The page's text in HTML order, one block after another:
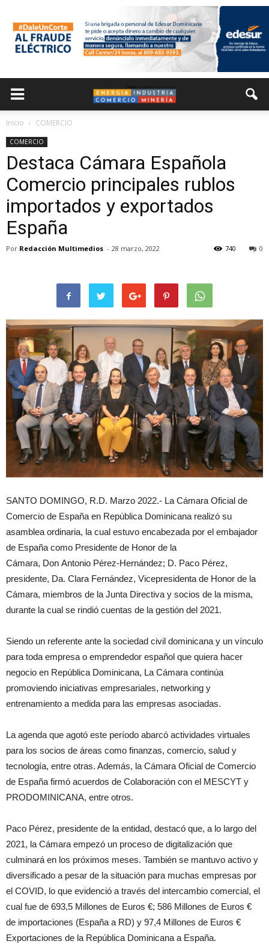
Inicio COMERCIO
COMERCIO
Destaca Cámara Española
Comercio principales rublos
importados y exportados
España
Por Redacción Multimedios - 28 marzo, 2022 0
740
SANTO DOMINGO, R.D. Marzo 2022.- La Cámara Oficial de
Comercio de España en República Dominicana realizó su
asamblea ordinaria, la cual estuvo encabezada por el embajador
de España como Presidente de Honor de la
Cámara, Don Antonio Pérez-Hernández; D. Paco Pérez,
presidente, Da. Clara Fernández, Vicepresidenta de Honor de la
Cámara, miembros de la Junta Directiva y socios de la misma,
durante la cual se rindió cuentas de la gestión del 2021.
Siendo un referente ante la sociedad civil dominicana y un vínculo
para toda empresa o emprendedor español que quiera hacer
negocio en República Dominicana, La Cámara continúa
promoviendo iniciativas empresariales, networking y
entrenamiento a medida para las empresas asociadas.
La agenda que agotó este período abarcó actividades virtuales
para los socios de áreas como finanzas, comercio, salud y
tecnología, entre otras. Además, la Cámara Oficial de Comercio
de España firmó acuerdos de Colaboración con el MESCYT y
PRODOMINICANA, entre otros.
Paco Pérez, presidente de la entidad, destacó que, a lo largo del
2021, la Cámara empezó un proceso de digitalización que
culminará en los próximos meses. También se mantuvo activo y
diversificado a pesar de la situación para muchas empresas por
el COVID, lo que evidenció a través del intercambio comercial, el
cual fue de 693,5 Millones de Euros €; 586 Millones de Euros €
de importaciones (España a RD) y 97,4 Millones de Euros €
Exportaciones de la República Dominicana a España.